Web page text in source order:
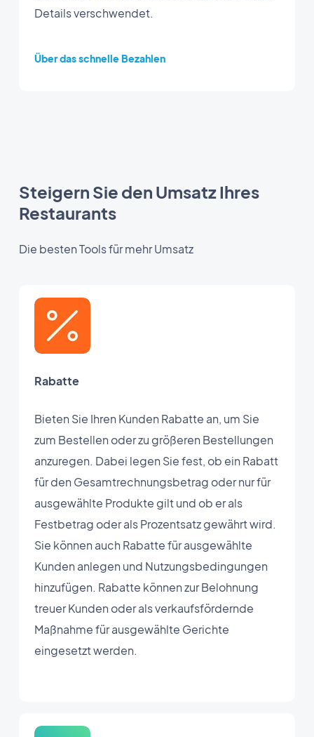
Details verschwendet.
Über das schnelle Bezahlen
Steigern Sie den Umsatz Ihres
Restaurants
Die besten Tools für mehr Umsatz
Rabatte
Bieten Sie Ihren Kunden Rabatte an, um Sie
zum Bestellen oder zu größeren Bestellungen
anzuregen. Dabei legen Sie fest, ob ein Rabatt
für den Gesamtrechnungsbetrag oder nur für
ausgewählte Produkte gilt und ob er als
Festbetrag oder als Prozentsatz gewährt wird.
Sie können auch Rabatte für ausgewählte
Kunden anlegen und Nutzungsbedingungen
hinzufügen. Rabatte können zur Belohnung
treuer Kunden oder als verkaufsfördernde
Maßnahme für ausgewählte Gerichte
eingesetzt werden.